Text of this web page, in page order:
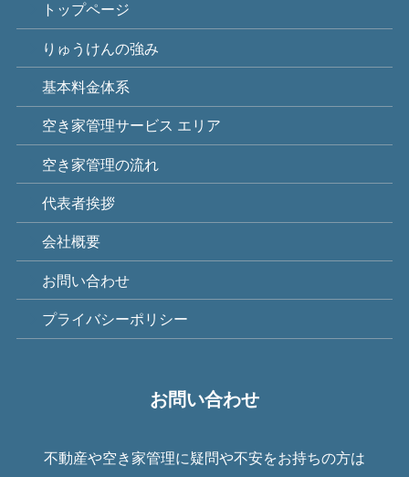
トップページ
りゅうけんの強み
基本料金体系
空き家管理サービス エリア
空き家管理の流れ
代表者挨拶
会社概要
お問い合わせ
プライバシーポリシー
お問い合わせ
不動産や空き家管理に疑問や不安をお持ちの方は